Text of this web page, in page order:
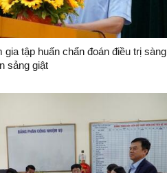
gia tập huấn chẩn đoán điều trị sàng
sảng giật